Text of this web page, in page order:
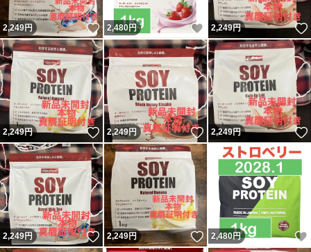
2,249円 いいね！
2,480円 いいね！
2,249円
2,249円 いいね！
2,249円 いいね！
2,249円
2,249円 いいね！
2,249円 いいね！
2,480円